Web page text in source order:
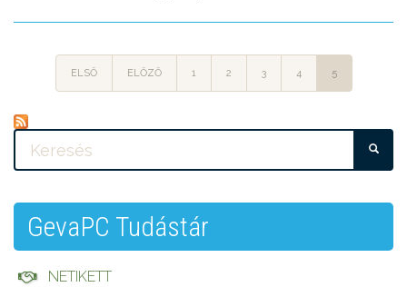
ELSŐ ELŐZŐ 1 2 3 4 5
GevaPC Tudástár
NETIKETT